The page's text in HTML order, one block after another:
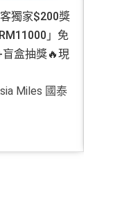
獨家$200獎
」免
盒抽獎🔥現
Miles 國泰